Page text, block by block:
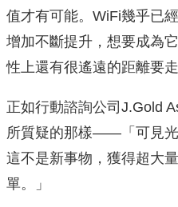
值才有可能。WiFi幾乎已
增加不斷提升，想要成為
性上還有很遙遠的距離要走
正如行動諮詢公司J.Gold
所質疑的那樣——「可見光
這不是新事物，獲得超大
單。」